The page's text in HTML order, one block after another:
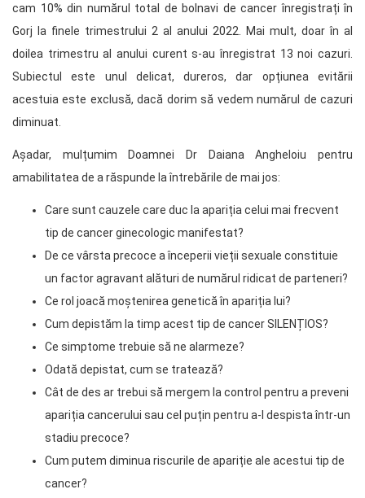
cam 10% din numărul total de bolnavi de cancer înregistrați în
Gorj la finele trimestrului 2 al anului 2022. Mai mult, doar în al
doilea trimestru al anului curent s-au înregistrat 13 noi cazuri.
Subiectul este unul delicat, dureros, dar opțiunea evitării
acestuia este exclusă, dacă dorim să vedem numărul de cazuri
diminuat.
Așadar, mulțumim Doamnei Dr Daiana Angheloiu pentru
amabilitatea de a răspunde la întrebările de mai jos:
Care sunt cauzele care duc la apariția celui mai frecvent
tip de cancer ginecologic manifestat?
De ce vârsta precoce a începerii vieții sexuale constituie
un factor agravant alături de numărul ridicat de parteneri?
Ce rol joacă moștenirea genetică în apariția lui?
Cum depistăm la timp acest tip de cancer SILENȚIOS?
Ce simptome trebuie să ne alarmeze?
Odată depistat, cum se tratează?
Cât de des ar trebui să mergem la control pentru a preveni
apariția cancerului sau cel puțin pentru a-l despista într-un
stadiu precoce?
Cum putem diminua riscurile de apariție ale acestui tip de
cancer?